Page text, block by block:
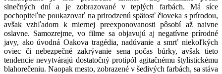
slnečných dní a je zobrazované v teplých farbách. Má síce
pochopiteľne poukazovať na prirodzenú spätosť človeka s prírodou,
avšak vzhľadom k miernej preexponovanosti pôsobí až naivne
oslavne. Samozrejme, vo filme sa objavujú aj negatívne prírodné
javy, ako úvodná Oakova tragédia, nadúvanie a smrť niekoľkých
oviec či nebezpečné zakrývanie sena počas búrky, avšak tieto
tendencie nevytvárajú dostatočný protipól agitačnému štylistickému
blahorečeniu. Naopak mesto, zobrazené v šedivých farbách, sa stáva